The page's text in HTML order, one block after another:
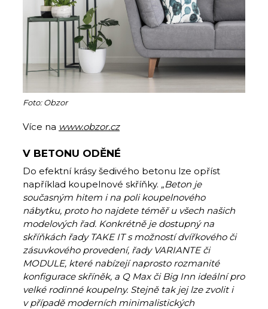
Foto: Obzor
Více na www.obzor.cz
V BETONU ODĚNÉ
Do efektní krásy šedivého betonu lze opříst
například koupelnové skříňky. „Beton je
současným hitem i na poli koupelnového
nábytku, proto ho najdete téměř u všech našich
modelových řad. Konkrétně je dostupný na
skříňkách řady TAKE IT s možností dvířkového či
zásuvkového provedení, řady VARIANTE či
MODULE, které nabízejí naprosto rozmanité
konfigurace skříněk, a Q Max či Big Inn ideální pro
velké rodinné koupelny. Stejně tak jej lze zvolit i
v případě moderních minimalistických